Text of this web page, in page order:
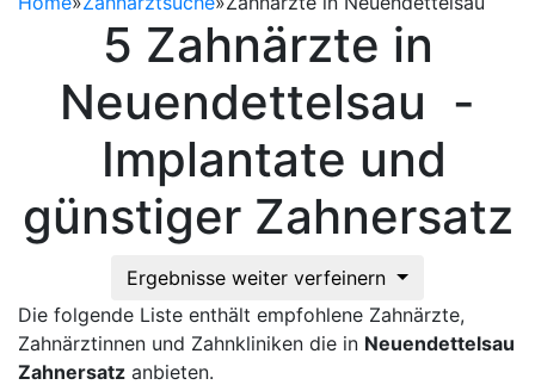
5 Zahnärzte in
Neuendettelsau -
Implantate und
günstiger Zahnersatz
Ergebnisse weiter verfeinern
Die folgende Liste enthält empfohlene Zahnärzte,
Zahnärztinnen und Zahnkliniken die in Neuendettelsau
Zahnersatz anbieten.